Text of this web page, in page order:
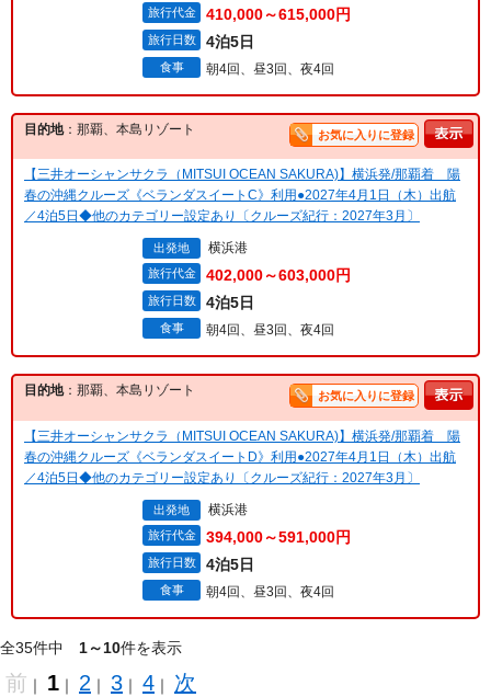
旅行代金 410,000～615,000円
旅行日数 4泊5日
食事 朝4回、昼3回、夜4回
目的地：那覇、本島リゾート お気に入りに登録
【三井オーシャンサクラ（MITSUI OCEAN SAKURA)】横浜発/那覇着 陽
春の沖縄クルーズ《ベランダスイートC》利用●2027年4月1日（木）出航
／4泊5日◆他のカテゴリー設定あり〔クルーズ紀行：2027年3月〕
出発地 横浜港
旅行代金 402,000～603,000円
旅行日数 4泊5日
食事 朝4回、昼3回、夜4回
目的地：那覇、本島リゾート お気に入りに登録
【三井オーシャンサクラ（MITSUI OCEAN SAKURA)】横浜発/那覇着 陽
春の沖縄クルーズ《ベランダスイートD》利用●2027年4月1日（木）出航
／4泊5日◆他のカテゴリー設定あり〔クルーズ紀行：2027年3月〕
出発地 横浜港
旅行代金 394,000～591,000円
旅行日数 4泊5日
食事 朝4回、昼3回、夜4回
全35件中 1～10件を表示
前 ｜ 1 ｜ 2 ｜ 3 ｜ 4 ｜ 次